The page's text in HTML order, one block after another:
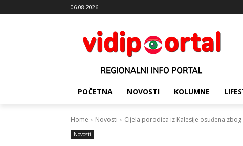
06.08.2026.
POČETNA NOVOSTI KOLUMNE
Home Novosti Cijela porodica iz Kalesije osuđena
Novosti